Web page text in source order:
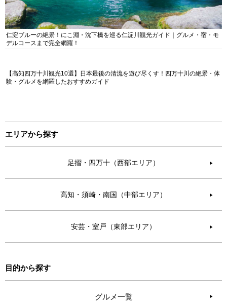
仁淀ブルーの絶景！にこ淵・沈下橋を巡る仁淀川観光ガイド｜グルメ・宿・モ
デルコースまで完全網羅！
【高知四万十川観光10選】日本最後の清流を遊び尽くす！四万十川の絶景・体
験・グルメを網羅したおすすめガイド
エリアから探す
足摺・四万十（西部エリア） ▶︎
高知・須崎・南国（中部エリア） ▶︎
安芸・室戸（東部エリア） ▶︎
目的から探す
グルメ一覧